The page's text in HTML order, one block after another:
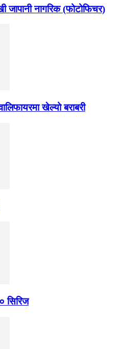
जापानी नागरिक (फोटोफिचर)
खेल्यो बराबरी
सिरिज